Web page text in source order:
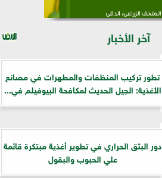
آخر الأخبار
تطور تركيب المنظفات والمطهرات في مصانع
الأغذية: الجيل الحديث لمكافحة البيوفيلم في...
دور البثق الحراري في تطوير أغذية مبتكرة قائمة
علي الحبوب والبقول